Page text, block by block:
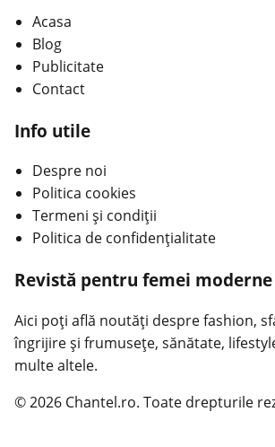
Acasa
Blog
Publicitate
Contact
Info utile
Despre noi
Politica cookies
Termeni și condiții
Politica de confidențialitate
Revistă pentru femei moderne
Aici poți află noutăți despre fashion,
îngrijire și frumusețe, sănătate,
multe altele.
© 2026 Chantel.ro. Toate drepturile